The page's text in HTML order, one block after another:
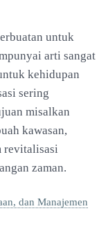
untuk
arti sangat
kehidupan
sering
misalkan
kawasan,
revitalisasi
zaman.
dan Manajemen